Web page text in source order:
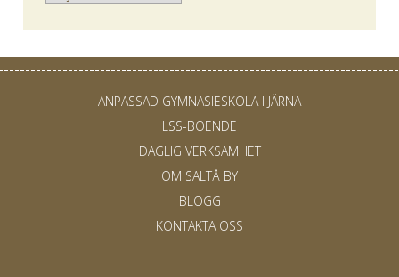
ANPASSAD GYMNASIESKOLA I JÄRNA
LSS-BOENDE
DAGLIG VERKSAMHET
OM SALTÅ BY
BLOGG
KONTAKTA OSS